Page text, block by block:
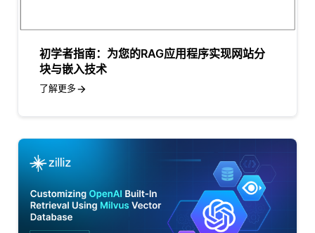
初学者指南：为您的RAG应用程序实现网站分
块与嵌入技术
了解更多